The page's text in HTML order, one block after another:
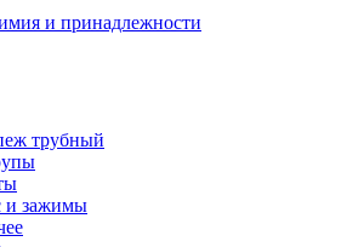
и принадлежности
трубный
и зажимы